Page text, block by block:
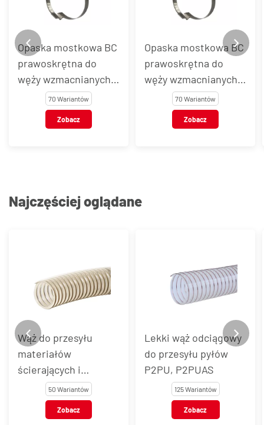
Opaska mostkowa BC
prawoskrętna do
węży wzmacnianych
spiralą, stal AISI 430
70 Wariantów
Zobacz
Opaska mostkowa BC
prawoskrętna do
węży wzmacnianych
spiralą, stal AISI 304
70 Wariantów
Zobacz
Najczęściej oglądane
Wąż do przesyłu
materiałów
ścierających i
suchych produktów
spożywczych
OREGONPU,
50 Wariantów
Zobacz
Lekki wąż odciągowy
do przesyłu pyłów
P2PU, P2PUAS
125 Wariantów
Zobacz